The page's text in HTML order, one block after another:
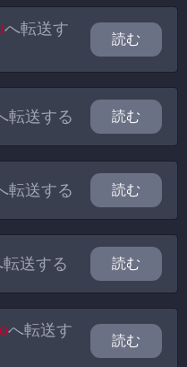
へ転送す
読む
転送する 読む
転送する 読む
転送する 読む
へ転送す
読む